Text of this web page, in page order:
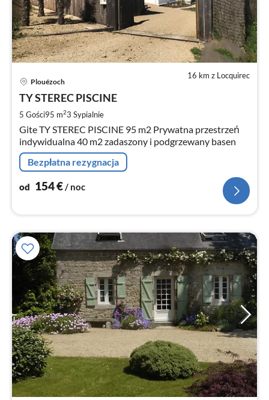
16 km z Locquirec
Plouézoch
TY STEREC PISCINE
5 Gości95 m23 Sypialnie
Gite TY STEREC PISCINE 95 m2 Prywatna przestrzeń
indywidualna 40 m2 zadaszony i podgrzewany basen
Bezpłatna rezygnacja
od 154€/ noc